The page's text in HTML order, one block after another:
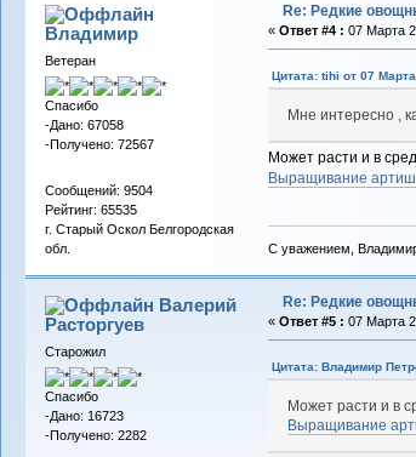
Владимиp
Ветеран
Спасибо
-Дано: 67058
-Получено: 72567
Сообщений: 9504
Рейтинг: 65535
г. Старый Оскол Белгородская
обл.
Re: Редкие
« Ответ #4 : 07 Марта
Цитата: tihi от 07
Мне интересно ,
Может расти и в
Выращивание
С уважением,
Валерий
Расторгуев
Старожил
Спасибо
-Дано: 16723
-Получено: 2282
Re: Редкие
« Ответ #5 : 07 Марта
Цитата: Владимир
Может расти и в
Выращивание